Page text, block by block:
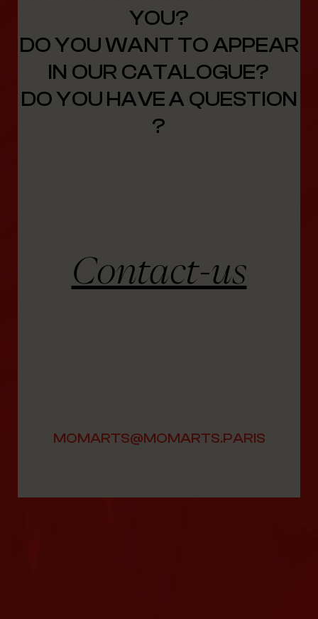
YOU?
DO YOU WANT TO APPEAR
IN OUR CATALOGUE?
DO YOU HAVE A QUESTION
?
Contact-us
MOMARTS@MOMARTS.PARIS